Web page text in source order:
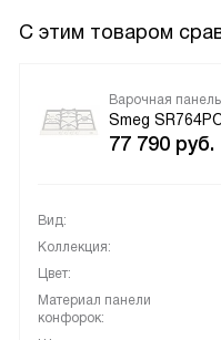
С этим товаром
Варочная панель
Smeg
77 790 руб.
Вид:
Коллекция:
Цвет:
Материал панели
конфорок: